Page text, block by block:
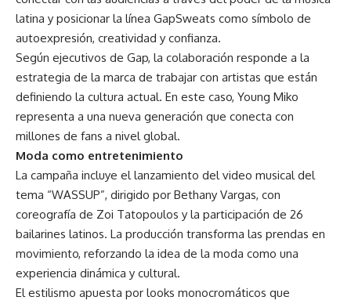
latina y posicionar la línea GapSweats como símbolo de
autoexpresión, creatividad y confianza.
Según ejecutivos de Gap, la colaboración responde a la
estrategia de la marca de trabajar con artistas que están
definiendo la cultura actual. En este caso, Young Miko
representa a una nueva generación que conecta con
millones de fans a nivel global.
Moda como entretenimiento
La campaña incluye el lanzamiento del video musical del
tema “WASSUP”, dirigido por Bethany Vargas, con
coreografía de Zoi Tatopoulos y la participación de 26
bailarines latinos. La producción transforma las prendas en
movimiento, reforzando la idea de la moda como una
experiencia dinámica y cultural.
El estilismo apuesta por looks monocromáticos que